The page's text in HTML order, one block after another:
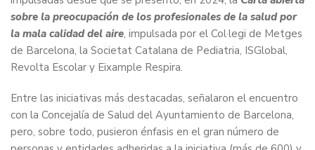
sobre la preocupación de los profesionales de la salud por
la mala calidad del aire, impulsada por el Col·legi de Metges
de Barcelona, la Societat Catalana de Pediatria, ISGlobal,
Revolta Escolar y Eixample Respira.
Entre las iniciativas más destacadas, señalaron el encuentro
con la Concejalía de Salud del Ayuntamiento de Barcelona,
pero, sobre todo, pusieron énfasis en el gran número de